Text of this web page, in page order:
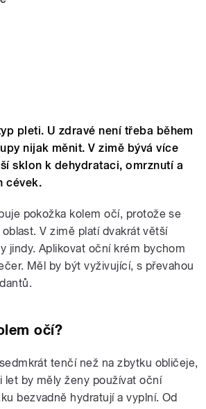
pleti. U zdravé není třeba během
nijak měnit. V zimě bývá více
sklon k dehydrataci, omrznutí a
cévek.
pokožka kolem očí, protože se
V zimě platí dvakrát větší
jindy. Aplikovat oční krém bychom
Měl by být vyživující, s převahou
očí?
tenčí než na zbytku obličeje,
let by měly ženy používat oční
bezvadně hydratují a vyplní. Od